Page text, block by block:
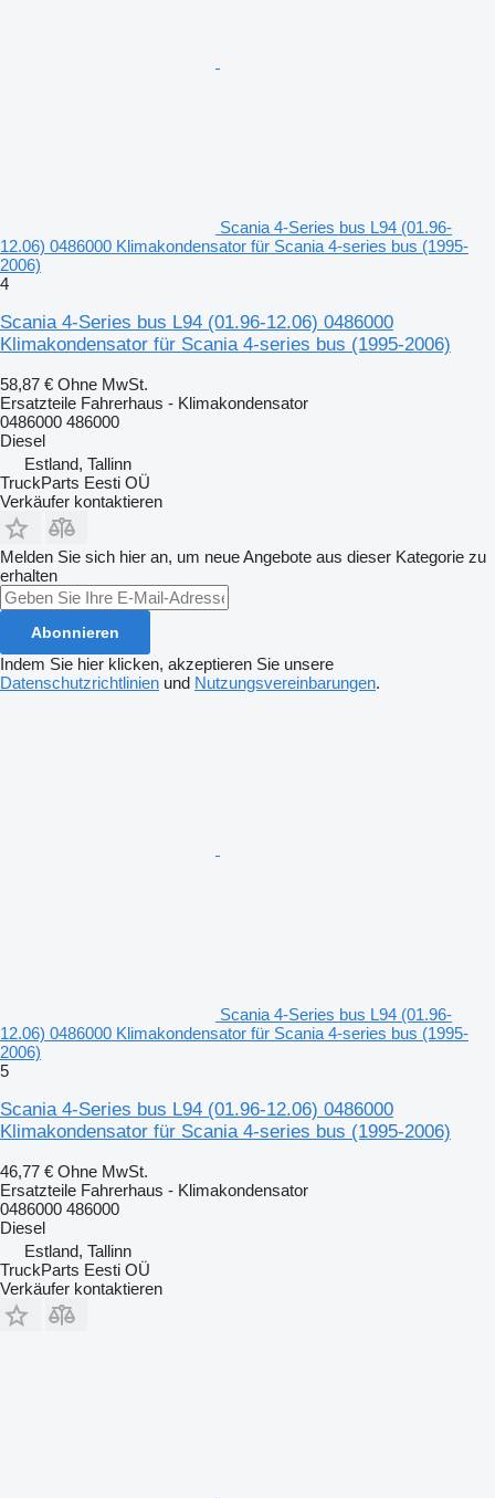
Scania 4-Series bus L94 (01.96-
12.06) 0486000 Klimakondensator für Scania 4-series bus (1995-
2006)
4
Scania 4-Series bus L94 (01.96-12.06) 0486000
Klimakondensator für Scania 4-series bus (1995-2006)
58,87 € Ohne MwSt.
Ersatzteile Fahrerhaus - Klimakondensator
0486000 486000
Diesel
Estland, Tallinn
TruckParts Eesti OÜ
Verkäufer kontaktieren
Melden Sie sich hier an, um neue Angebote aus dieser Kategorie zu
erhalten
Abonnieren
Indem Sie hier klicken, akzeptieren Sie unsere
Datenschutzrichtlinien und Nutzungsvereinbarungen.
Scania 4-Series bus L94 (01.96-
12.06) 0486000 Klimakondensator für Scania 4-series bus (1995-
2006)
5
Scania 4-Series bus L94 (01.96-12.06) 0486000
Klimakondensator für Scania 4-series bus (1995-2006)
46,77 € Ohne MwSt.
Ersatzteile Fahrerhaus - Klimakondensator
0486000 486000
Diesel
Estland, Tallinn
TruckParts Eesti OÜ
Verkäufer kontaktieren